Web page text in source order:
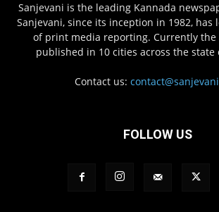
Sanjevani is the leading Kannada
Sanjevani, since its inception in 1982, has
of print media reporting. Currently the
published in 10 cities across the state
Contact us:
FOLLOW US